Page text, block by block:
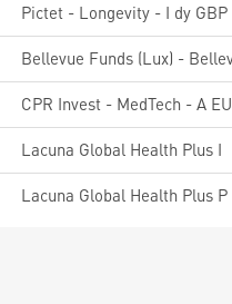
Pictet - Longevity - I dy GBP
CPR Invest - MedTech - A
Lacuna Global Health Plus I
Lacuna Global Health Plus P